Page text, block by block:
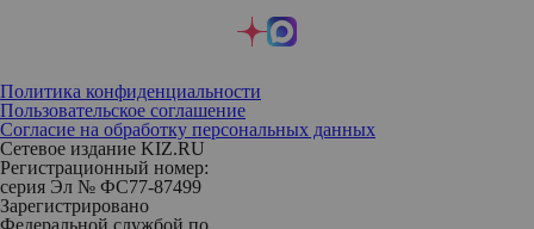
Политика конфиденциальности
Пользовательское соглашение
Согласие на обработку персональных данных
Сетевое издание KIZ.RU
Регистрационный номер:
серия Эл № ФС77-87499
Зарегистрировано
Федеральной службой по